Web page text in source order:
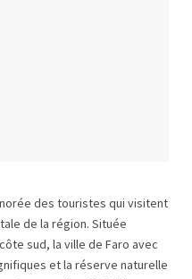
des touristes qui visitent
de la région. Située
sud, la ville de Faro avec
et la réserve naturelle